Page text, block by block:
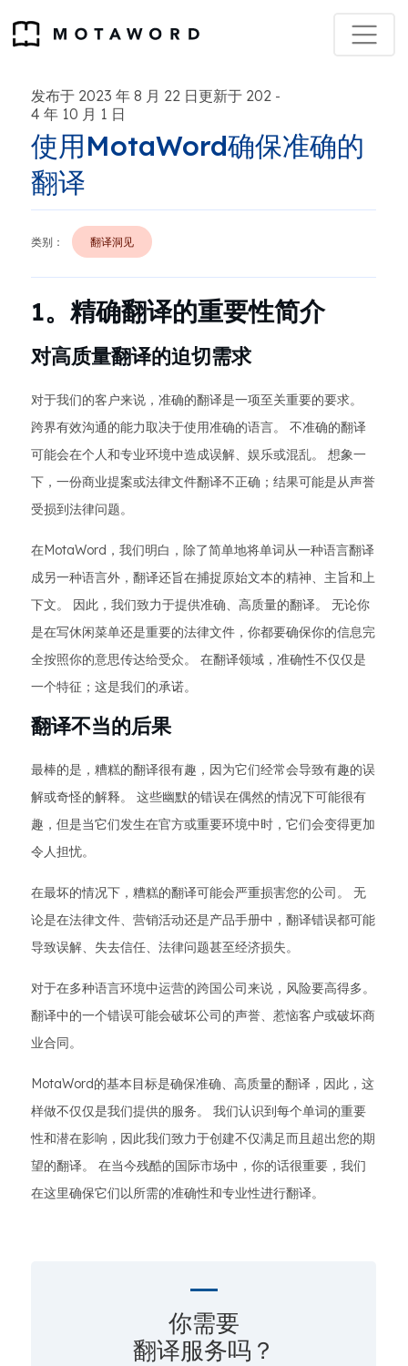
发布于 2023 年 8 月 22 日更新于 202 -
4 年 10 月 1 日
使用MotaWord确保准确的
翻译
类别： 翻译洞见
1。精确翻译的重要性简介
对高质量翻译的迫切需求
对于我们的客户来说，准确的翻译是一项至关重要的要求。
跨界有效沟通的能力取决于使用准确的语言。 不准确的翻译
可能会在个人和专业环境中造成误解、娱乐或混乱。 想象一
下，一份商业提案或法律文件翻译不正确；结果可能是从声誉
受损到法律问题。
在MotaWord，我们明白，除了简单地将单词从一种语言翻译
成另一种语言外，翻译还旨在捕捉原始文本的精神、主旨和上
下文。 因此，我们致力于提供准确、高质量的翻译。 无论你
是在写休闲菜单还是重要的法律文件，你都要确保你的信息完
全按照你的意思传达给受众。 在翻译领域，准确性不仅仅是
一个特征；这是我们的承诺。
翻译不当的后果
最棒的是，糟糕的翻译很有趣，因为它们经常会导致有趣的误
解或奇怪的解释。 这些幽默的错误在偶然的情况下可能很有
趣，但是当它们发生在官方或重要环境中时，它们会变得更加
令人担忧。
在最坏的情况下，糟糕的翻译可能会严重损害您的公司。 无
论是在法律文件、营销活动还是产品手册中，翻译错误都可能
导致误解、失去信任、法律问题甚至经济损失。
对于在多种语言环境中运营的跨国公司来说，风险要高得多。
翻译中的一个错误可能会破坏公司的声誉、惹恼客户或破坏商
业合同。
MotaWord的基本目标是确保准确、高质量的翻译，因此，这
样做不仅仅是我们提供的服务。 我们认识到每个单词的重要
性和潜在影响，因此我们致力于创建不仅满足而且超出您的期
望的翻译。 在当今残酷的国际市场中，你的话很重要，我们
在这里确保它们以所需的准确性和专业性进行翻译。
你需要
翻译服务吗？